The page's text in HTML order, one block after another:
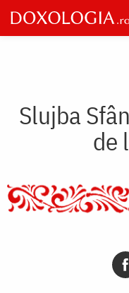
Skip
to
main
Slujba
de